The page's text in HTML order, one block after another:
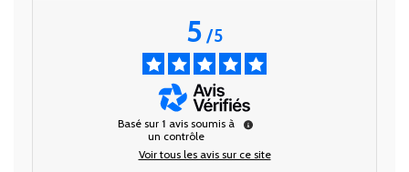
5/5
Basé sur 1 avis soumis à
un contrôle
Voir tous les avis sur ce site